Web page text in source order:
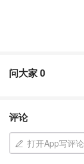
问大家0
评论
打开App写评论